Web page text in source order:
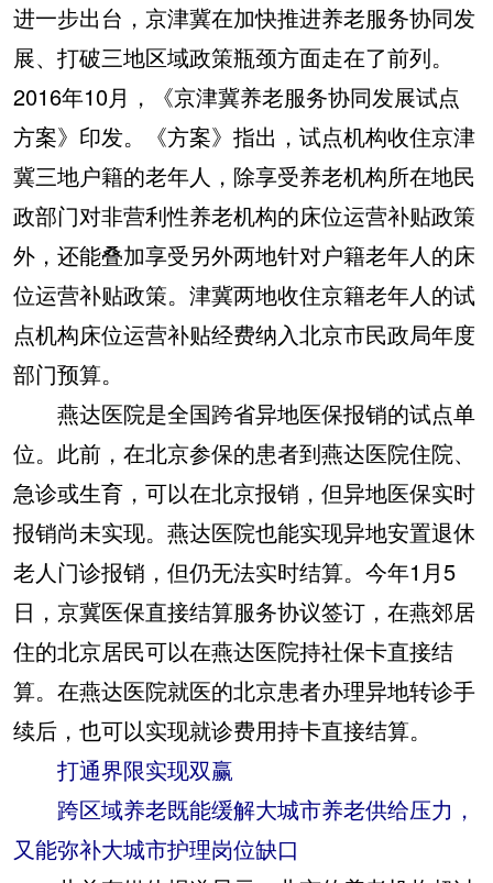
进一步出台，京津冀在加快推进养老服务协同发
展、打破三地区域政策瓶颈方面走在了前列。
2016年10月，《京津冀养老服务协同发展试点
方案》印发。《方案》指出，试点机构收住京津
冀三地户籍的老年人，除享受养老机构所在地民
政部门对非营利性养老机构的床位运营补贴政策
外，还能叠加享受另外两地针对户籍老年人的床
位运营补贴政策。津冀两地收住京籍老年人的试
点机构床位运营补贴经费纳入北京市民政局年度
部门预算。
燕达医院是全国跨省异地医保报销的试点单
位。此前，在北京参保的患者到燕达医院住院、
急诊或生育，可以在北京报销，但异地医保实时
报销尚未实现。燕达医院也能实现异地安置退休
老人门诊报销，但仍无法实时结算。今年1月5
日，京冀医保直接结算服务协议签订，在燕郊居
住的北京居民可以在燕达医院持社保卡直接结
算。在燕达医院就医的北京患者办理异地转诊手
续后，也可以实现就诊费用持卡直接结算。
打通界限实现双赢
跨区域养老既能缓解大城市养老供给压力，
又能弥补大城市护理岗位缺口